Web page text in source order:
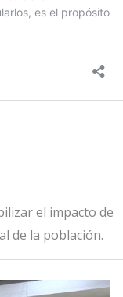
el impacto de
de la población.